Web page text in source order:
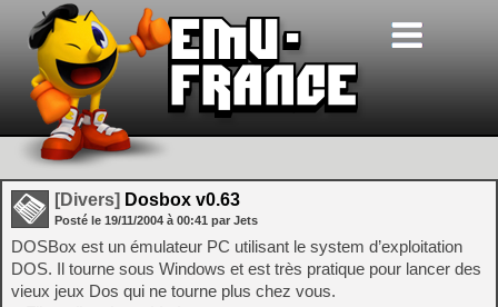
[Divers] Dosbox v0.63
Posté le 19/11/2004 à 00:41 par Jets
DOSBox est un émulateur PC utilisant le system d’exploitation
DOS. Il tourne sous Windows et est très pratique pour lancer des
vieux jeux Dos qui ne tourne plus chez vous.